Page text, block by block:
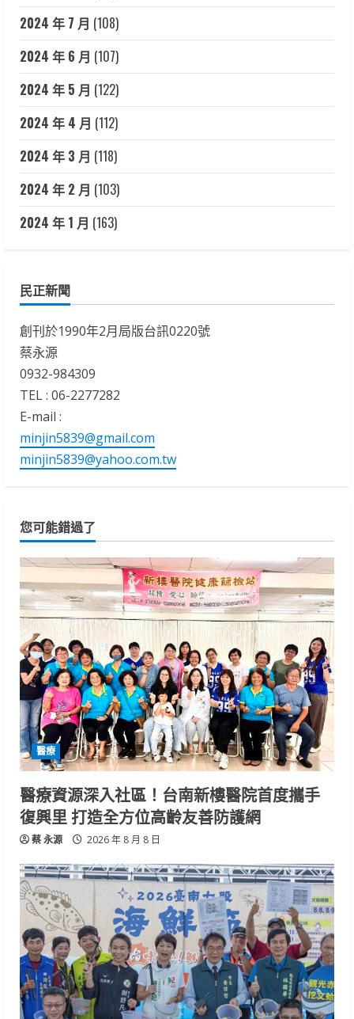
2024 年 7 月 (108)
2024 年 6 月 (107)
2024 年 5 月 (122)
2024 年 4 月 (112)
2024 年 3 月 (118)
2024 年 2 月 (103)
2024 年 1 月 (163)
民正新聞
創刊於1990年2月局版台訊0220號
蔡永源
0932-984309
TEL : 06-2277282
E-mail :
minjin5839@gmail.com
minjin5839@yahoo.com.tw
您可能錯過了
醫療
醫療資源深入社區！台南新樓醫院首度攜手
復興里 打造全方位高齡友善防護網
蔡 永源 2026 年 8 月 8 日